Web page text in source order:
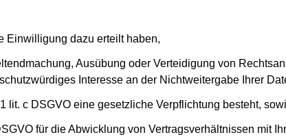
dazu erteilt haben,
Ausübung oder Verteidigung von
Interesse an der Nichtweitergabe Ihrer
c DSGVO eine gesetzliche Verpflichtung besteht,
für die Abwicklung von Vertragsverhältnissen mit